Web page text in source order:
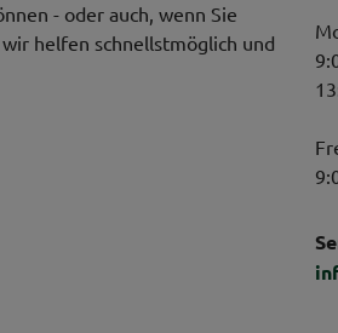
- oder auch, wenn Sie
helfen schnellstmöglich und